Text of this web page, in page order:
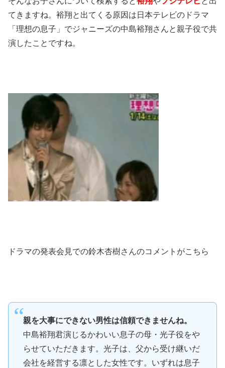
てきますね。裕翔と出てくる原因は日本テレビのドラマ
「理想の息子」でジャニーズの中島裕翔さんと親子役で共
演したことですね。
ドラマの発表会見での鈴木杏樹さんのコメントがこちら
親を大事にできない男性は信頼できませんね。
中島裕翔君演じるかわいい息子の母・光子役をや
らせていただきます。光子は、父から受け継いだ
会社を経営する凛とした女性です。いずれは息子